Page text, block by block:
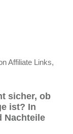
Affiliate Links,
sicher, ob
ist? In
Nachteile